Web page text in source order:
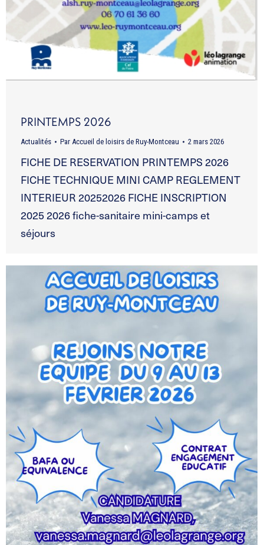
PRINTEMPS 2026
Actualités Par Accueil de loisirs de Ruy-Montceau 2 mars 2026
FICHE DE RESERVATION PRINTEMPS 2026
FICHE TECHNIQUE MINI CAMP REGLEMENT
INTERIEUR 20252026 FICHE INSCRIPTION
2025 2026 fiche-sanitaire mini-camps et
séjours